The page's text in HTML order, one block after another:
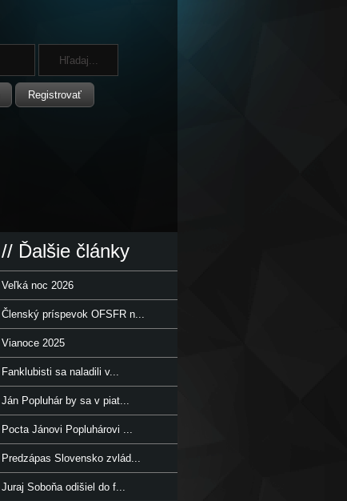
Registrovať
// Ďalšie články
Veľká noc 2026
Členský príspevok OFSFR n...
Vianoce 2025
Fanklubisti sa naladili v...
Ján Popluhár by sa v piat...
Pocta Jánovi Popluhárovi ...
Predzápas Slovensko zvlád...
Juraj Soboňa odišiel do f...